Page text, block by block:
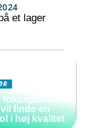
et lager
finde en
i høj kvalitet